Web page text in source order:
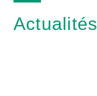
Actualités